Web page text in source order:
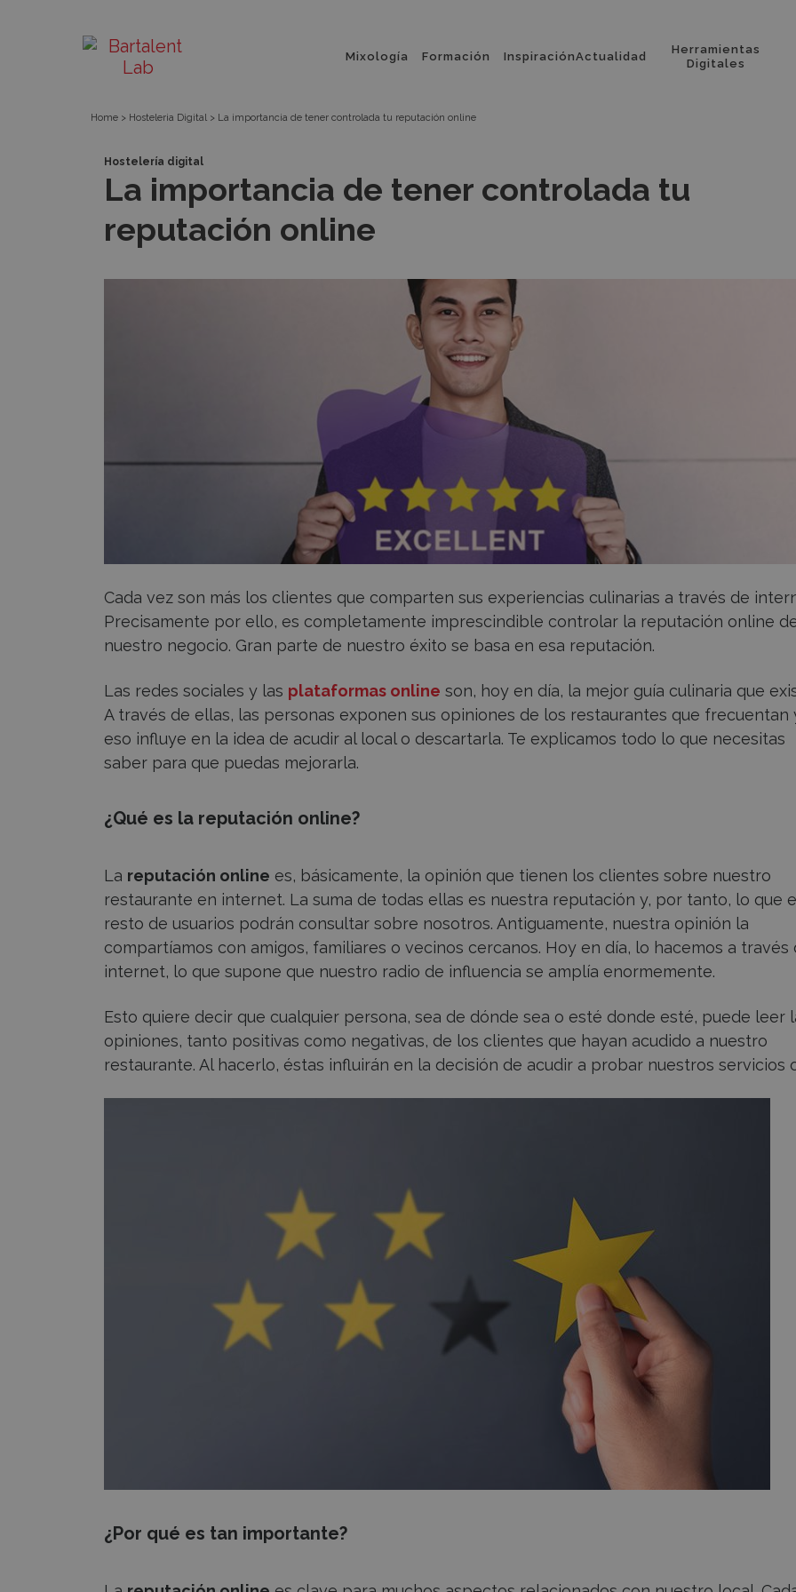
importancia
controlada
reputación
Bartalent
Lab
principal
Mixología Formación InspiraciónActualidad
Herramientas
Digitales
Home > Hosteleria Digital > La importancia de tener controlada tu reputación online
Hostelería digital
La importancia de tener controlada tu
reputación online
Cada vez son más los clientes que comparten sus experiencias culinarias a través de
Precisamente por ello, es completamente imprescindible controlar la reputación online
nuestro negocio. Gran parte de nuestro éxito se basa en esa reputación.
Las redes sociales y las plataformas online son, hoy en día, la mejor guía culinaria que
A través de ellas, las personas exponen sus opiniones de los restaurantes que frecuentan
eso influye en la idea de acudir al local o descartarla. Te explicamos todo lo que necesitas
saber para que puedas mejorarla.
¿Qué es la reputación online?
La reputación online es, básicamente, la opinión que tienen los clientes sobre nuestro
restaurante en internet. La suma de todas ellas es nuestra reputación y, por tanto, lo que
resto de usuarios podrán consultar sobre nosotros. Antiguamente, nuestra opinión la
compartíamos con amigos, familiares o vecinos cercanos. Hoy en día, lo hacemos a través
internet, lo que supone que nuestro radio de influencia se amplía enormemente.
Esto quiere decir que cualquier persona, sea de dónde sea o esté donde esté, puede leer
opiniones, tanto positivas como negativas, de los clientes que hayan acudido a nuestro
restaurante. Al hacerlo, éstas influirán en la decisión de acudir a probar nuestros servicios
¿Por qué es tan importante?